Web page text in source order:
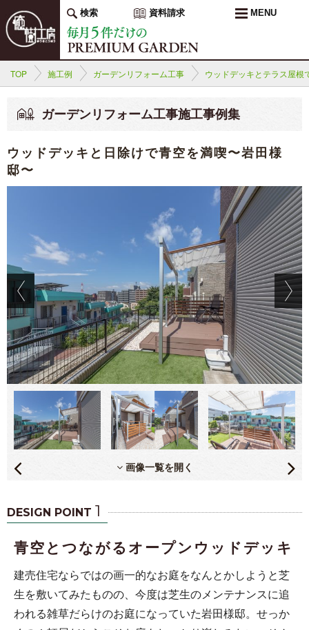
検索 資料請求 MENU
TOP 施工例 ガーデンリフォーム工事 ウッドデッキとテラス屋根
ガーデンリフォーム工事施工事例集
ウッドデッキと日除けで青空を満喫〜岩田様
邸〜
画像一覧を開く
DESIGN POINT 1
青空とつながるオープンウッドデッキ
建売住宅ならではの画一的なお庭をなんとかしようと芝
生を敷いてみたものの、今度は芝生のメンテナンスに追
われる雑草だらけのお庭になっていた岩田様邸。せっか